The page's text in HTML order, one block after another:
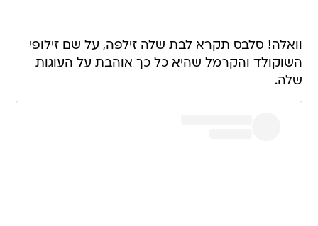
וואלה! סלבס תקרא לבת שלה זילפה, על שם זילופי
השוקולד והקרמל שהיא כל כך אוהבת על העוגות
שלה.